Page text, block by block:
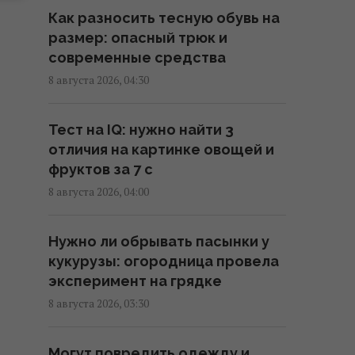
пострадавшие
08:09 суббота, 08 августа 2026
семечко
07:55 суббота, 08 августа 2026
погибли три человека, среди
них ребенок
07:36 суббота, 08 августа 2026
Как разносить тесную обувь на
размер: опасный трюк и
современные средства
8 августа 2026, 04:30
Тест на IQ: нужно найти 3
отличия на картинке овощей и
фруктов за 7 с
8 августа 2026, 04:00
Нужно ли обрывать пасынки у
кукурузы: огородница провела
эксперимент на грядке
8 августа 2026, 03:30